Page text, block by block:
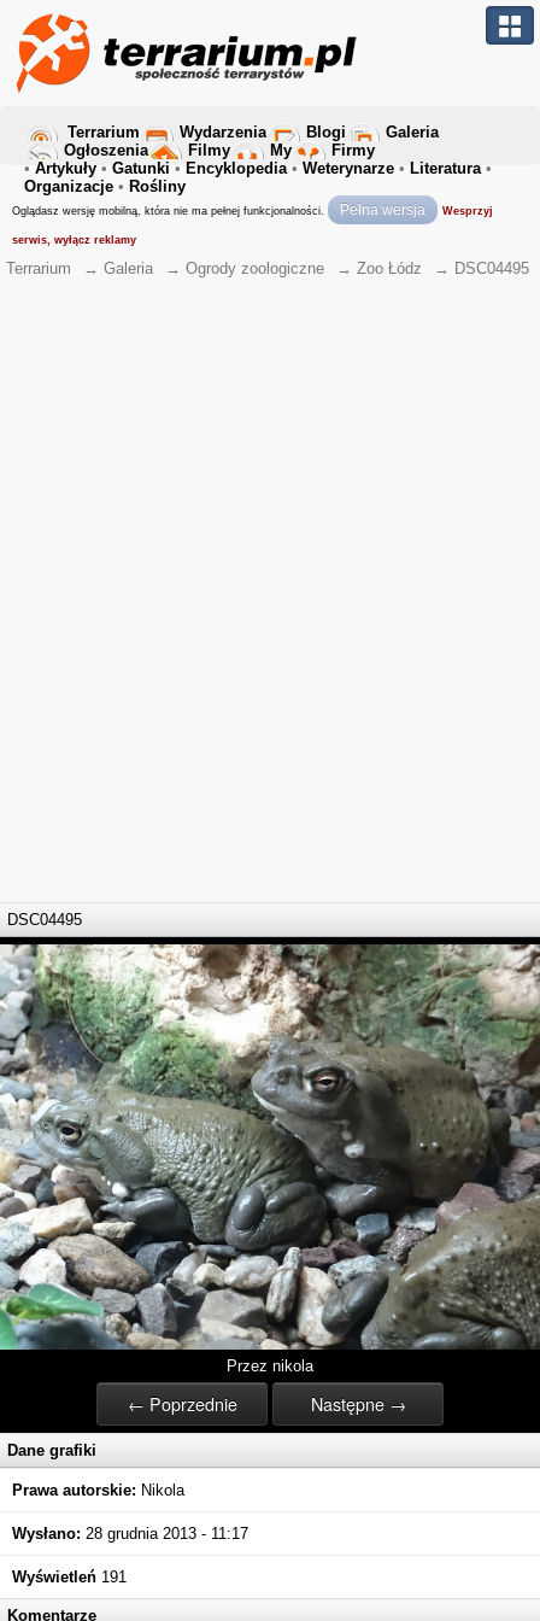
Terrarium Wydarzenia Blogi
Galeria
Ogłoszenia
Filmy My
Firmy
• Artykuły • Gatunki • Encyklopedia• Weterynarze • Literatura•
Organizacje • Rośliny
Oglądasz wersję mobilną, która nie ma pełnej funkcjonalności. Pełna wersja Wesprzyj
serwis, wyłącz reklamy
Terrarium → Galeria → Ogrody zoologiczne → Zoo Łódz → DSC04495
DSC04495
Przez nikola
← Poprzednie Następne →
Dane grafiki
Prawa autorskie: Nikola
Wysłano: 28 grudnia 2013 - 11:17
Wyświetleń 191
Komentarze